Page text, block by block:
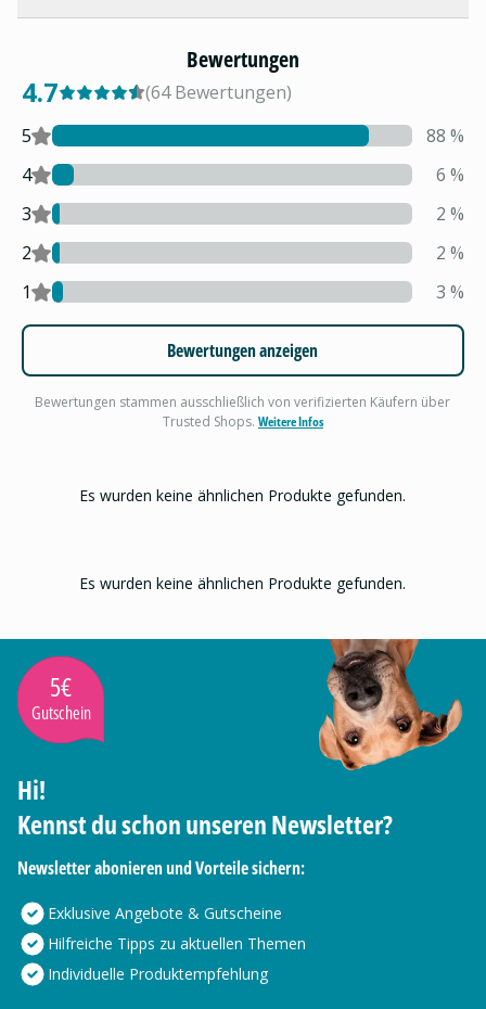
Bewertungen
4.7 (64 Bewertungen)
5
88 %
4
6 %
3
2 %
2
2 %
1
3 %
Bewertungen anzeigen
Bewertungen stammen ausschließlich von verifizierten Käufern über
Trusted Shops. Weitere Infos
Es wurden keine ähnlichen Produkte gefunden.
Es wurden keine ähnlichen Produkte gefunden.
5€
Gutschein
Hi!
Kennst du schon unseren Newsletter?
Newsletter abonieren und Vorteile sichern:
Exklusive Angebote & Gutscheine
Hilfreiche Tipps zu aktuellen Themen
Individuelle Produktempfehlung